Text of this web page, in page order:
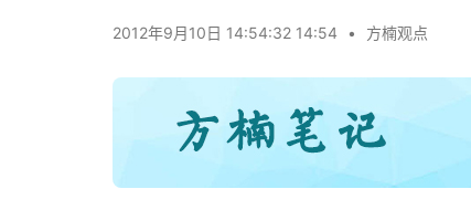
2012年9月10日 14:54:32 14:54 • 方楠观点